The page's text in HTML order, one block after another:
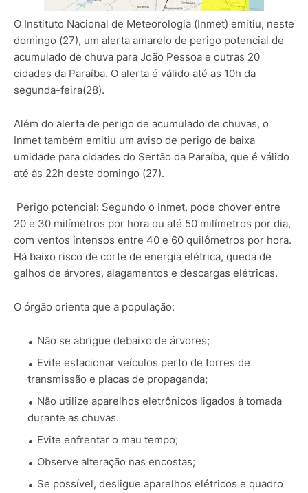
O Instituto Nacional de Meteorologia (Inmet) emitiu, neste
domingo (27), um alerta amarelo de perigo potencial de
acumulado de chuva para João Pessoa e outras 20
cidades da Paraíba. O alerta é válido até as 10h da
segunda-feira(28).
Além do alerta de perigo de acumulado de chuvas, o
Inmet também emitiu um aviso de perigo de baixa
umidade para cidades do Sertão da Paraíba, que é válido
até às 22h deste domingo (27).
Perigo potencial: Segundo o Inmet, pode chover entre
20 e 30 milímetros por hora ou até 50 milímetros por dia,
com ventos intensos entre 40 e 60 quilômetros por hora.
Há baixo risco de corte de energia elétrica, queda de
galhos de árvores, alagamentos e descargas elétricas.
O órgão orienta que a população:
Não se abrigue debaixo de árvores;
Evite estacionar veículos perto de torres de
transmissão e placas de propaganda;
Não utilize aparelhos eletrônicos ligados à tomada
durante as chuvas.
Evite enfrentar o mau tempo;
Observe alteração nas encostas;
Se possível, desligue aparelhos elétricos e quadro